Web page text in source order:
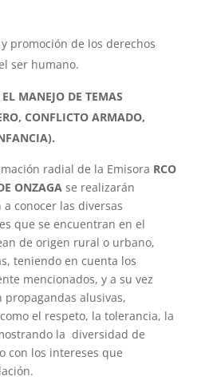
promoción de los derechos
ser humano.
MANEJO DE TEMAS
CONFLICTO ARMADO,
radial de la Emisora RCO
ONZAGAse realizarán
conocer las diversas
que se encuentran en el
de origen rural o urbano,
teniendo en cuenta los
mencionados, y a su vez
alusivas,
el respeto, la tolerancia, la
la diversidad de
con los intereses que